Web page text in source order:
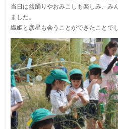
当日は盆踊りやおみこしも楽しみ、み
ました。
織姫と彦星も会うことができたことで